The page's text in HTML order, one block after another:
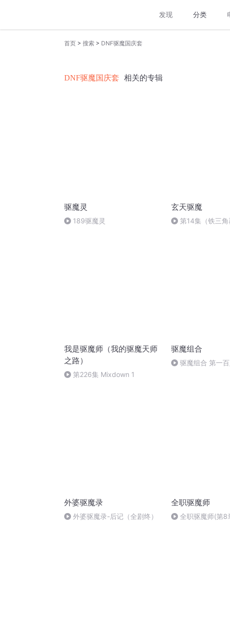
发现 分类
首页 > 搜索 > DNF驱魔国庆套
DNF驱魔国庆套 相关的专辑
驱魔灵
189驱魔灵
玄天驱魔
第14集（铁三
我是驱魔师（我的驱魔天师
之路）
第226集 Mixdown 1
驱魔组合
驱魔组合 第一
外婆驱魔录
外婆驱魔录-后记（全剧终）
全职驱魔师
全职驱魔师(第8